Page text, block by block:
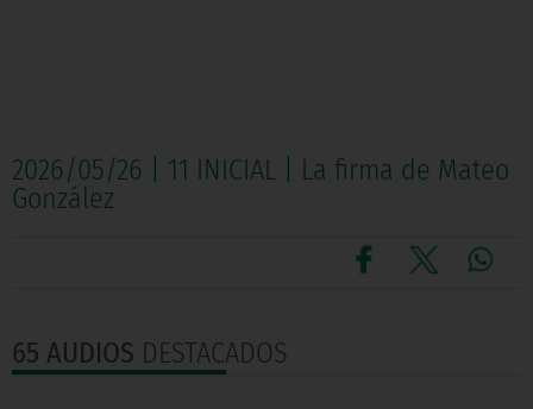
2026/05/26 | 11 INICIAL | La firma de Mateo
González
65 AUDIOS DESTACADOS